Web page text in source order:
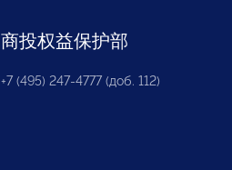
商投权益保护部
+7 (495) 247-4777 (доб. 112)